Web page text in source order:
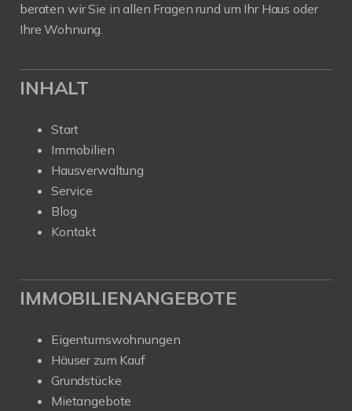
beraten wir Sie in allen Fragen rund um Ihr Haus oder
Ihre Wohnung.
INHALT
Start
Immobilien
Hausverwaltung
Service
Blog
Kontakt
IMMOBILIENANGEBOTE
Eigentumswohnungen
Häuser zum Kauf
Grundstücke
Mietangebote